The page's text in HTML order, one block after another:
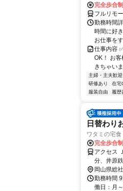
完全歩合制
フルリモ
勤務時間
時間に好
お仕事を
仕事内容
OK！ お
きちゃい
主婦・主夫歓迎
研修あり
在宅
服装自由
履歴
日替わり
ワタミの宅
完全歩合制
アクセス
分、井原
岡山県総
勤務時間
働日：月